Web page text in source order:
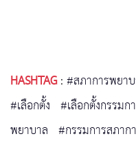
HASHTAG:#สภาการพยา
#เลือกตั้ง #เลือกตั้งกรรมก
พยาบาล #กรรมการสภาก